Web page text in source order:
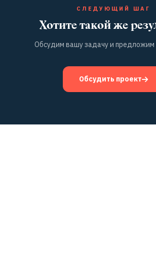
СЛЕДУЮЩИЙ ШАГ
Хотите такой же
Обсудим вашу задачу и предложим
Обсудить проект